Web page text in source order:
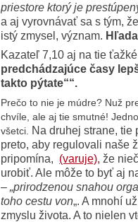
priestore ktorý je
a aj vyrovnávať sa s tým,
istý zmysel, význam.
Kazateľ 7,10 aj na tie
predchádzajúce časy
takto pýtate““.
Prečo to nie je múdre? Nuž
chvíle, ale aj tie smutné!
všetci.
Na druhej strane, tie
preto, aby regulovali naše
pripomína, (varuje), že
urobiť. Ale môže to byť aj
– „prirodzenou snahou
toho cestu von„. A mnohí
zmyslu života. A to nielen